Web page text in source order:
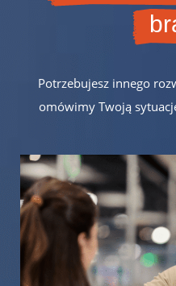
Potrzebujesz innego
omówimy Twoją